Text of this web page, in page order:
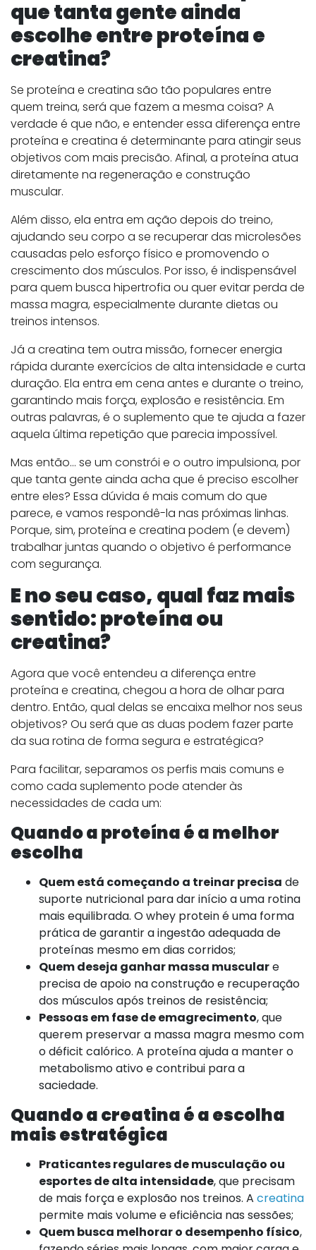
que tanta gente ainda
escolhe entre proteína e
creatina?
Se proteína e creatina são tão populares entre
quem treina, será que fazem a mesma coisa? A
verdade é que não, e entender essa diferença entre
proteína e creatina é determinante para atingir seus
objetivos com mais precisão. Afinal, a proteína atua
diretamente na regeneração e construção
muscular.
Além disso, ela entra em ação depois do treino,
ajudando seu corpo a se recuperar das microlesões
causadas pelo esforço físico e promovendo o
crescimento dos músculos. Por isso, é indispensável
para quem busca hipertrofia ou quer evitar perda de
massa magra, especialmente durante dietas ou
treinos intensos.
Já a creatina tem outra missão, fornecer energia
rápida durante exercícios de alta intensidade e curta
duração. Ela entra em cena antes e durante o treino,
garantindo mais força, explosão e resistência. Em
outras palavras, é o suplemento que te ajuda a fazer
aquela última repetição que parecia impossível.
Mas então… se um constrói e o outro impulsiona, por
que tanta gente ainda acha que é preciso escolher
entre eles? Essa dúvida é mais comum do que
parece, e vamos respondê-la nas próximas linhas.
Porque, sim, proteína e creatina podem (e devem)
trabalhar juntas quando o objetivo é performance
com segurança.
E no seu caso, qual faz mais
sentido: proteína ou
creatina?
Agora que você entendeu a diferença entre
proteína e creatina, chegou a hora de olhar para
dentro. Então, qual delas se encaixa melhor nos seus
objetivos? Ou será que as duas podem fazer parte
da sua rotina de forma segura e estratégica?
Para facilitar, separamos os perfis mais comuns e
como cada suplemento pode atender às
necessidades de cada um:
Quando a proteína é a melhor
escolha
Quem está começando a treinar precisa de
suporte nutricional para dar início a uma rotina
mais equilibrada. O whey protein é uma forma
prática de garantir a ingestão adequada de
proteínas mesmo em dias corridos;
Quem deseja ganhar massa musculare
precisa de apoio na construção e recuperação
dos músculos após treinos de resistência;
Pessoas em fase de emagrecimento, que
querem preservar a massa magra mesmo com
o déficit calórico. A proteína ajuda a manter o
metabolismo ativo e contribui para a
saciedade.
Quando a creatina é a escolha
mais estratégica
Praticantes regulares de musculação ou
esportes de alta intensidade, que precisam
de mais força e explosão nos treinos. A creatina
permite mais volume e eficiência nas sessões;
Quem busca melhorar o desempenho físico,